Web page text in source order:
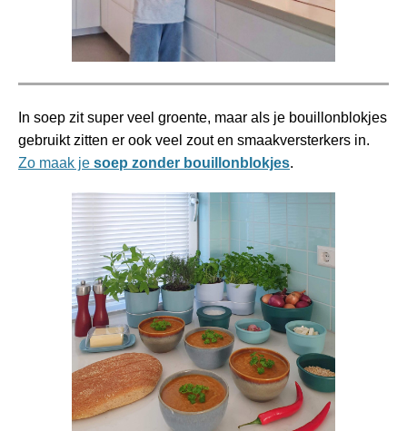
In soep zit super veel groente, maar als je bouillonblokjes
gebruikt zitten er ook veel zout en smaakversterkers in.
Zo maak je soep zonder bouillonblokjes.